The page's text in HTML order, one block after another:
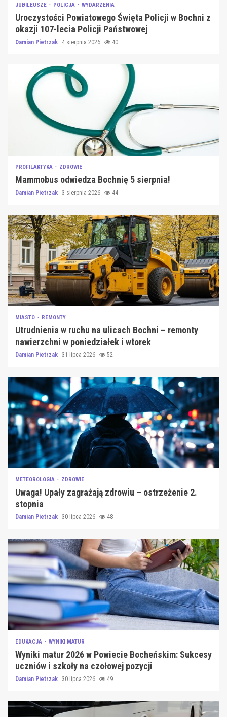
JUBILEUSZE POLICJA WYDARZENIA
Uroczystości Powiatowego Święta Policji w Bochni z
okazji 107-lecia Policji Państwowej
Damian Pietrzak 4 sierpnia 2026 40
PROFILAKTYKA ZDROWIE
Mammobus odwiedza Bochnię 5 sierpnia!
Damian Pietrzak 3 sierpnia 2026 44
MIASTO REMONTY
Utrudnienia w ruchu na ulicach Bochni – remonty
nawierzchni w poniedziałek i wtorek
Damian Pietrzak 31 lipca 2026 52
METEOROLOGIA ZDROWIE
Uwaga! Upały zagrażają zdrowiu – ostrzeżenie 2.
stopnia
Damian Pietrzak 30 lipca 2026 48
EDUKACJA WYNIKI MATUR
Wyniki matur 2026 w Powiecie Bocheńskim: Sukcesy
uczniów i szkoły na czołowej pozycji
Damian Pietrzak 30 lipca 2026 49